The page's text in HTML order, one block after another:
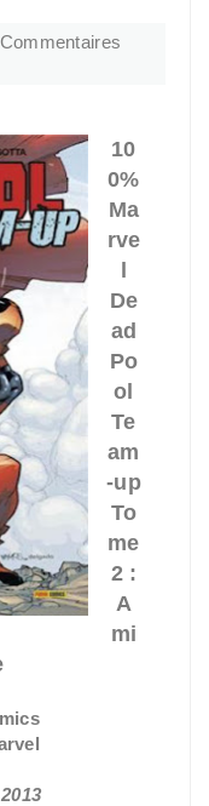
10
0%
Ma
rve
De
ad
Po
ol
Te
am
-up
To
me
2 :
A
mi